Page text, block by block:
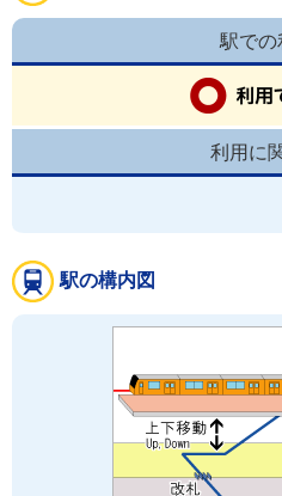
駅での
利用に
駅の構内図